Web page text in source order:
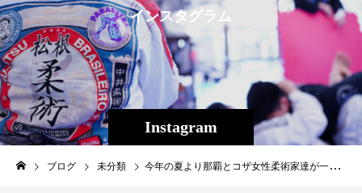
Instagram
インスタグラ ム
ブログ 未分類 今年の夏より那覇とコザ女性柔術家達が一致団結、Theパラエストラ沖縄では女子柔術練習会が定期的に開催されています！女性同士とても良い雰囲気で柔術を楽しめている様で何よりです。Be strong and beautiful with jiu-jitsu!#パラエストラ #沖縄 #那覇 #与儀 #MMA #shooto #コザ #総合格闘技 #修斗 #キックボクシング #柔術 #jiujitsu #ダイエット